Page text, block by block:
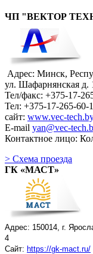
ЧП "ВЕКТОР
Адрес: Минск,
ул. Шафарнянская
Тел/факс: +375-17-
Тел: +375-17-265-60-
сайт: www.vec-
E-mail yan@vec-
Контактное лицо:
> Схема проезда
ГК «МАСТ»
Адрес: 150014, г.
4
Сайт: https://gk-mact.ru/